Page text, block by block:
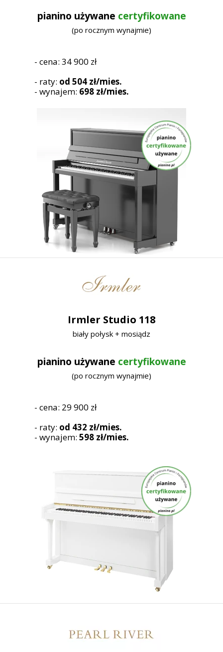
Irmler Studio 118
biały połysk + mosiądz
pianino używane certyfikowane
(po rocznym wynajmie)
- cena: 29 900 zł
- raty: od 432 zł/mies.
- wynajem: 598 zł/mies.
pianino używane certyfikowane
(po rocznym wynajmie)
- cena: 34 900 zł
- raty: od 504 zł/mies.
- wynajem: 698 zł/mies.